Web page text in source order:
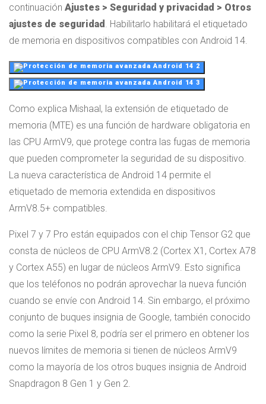
continuación Ajustes > Seguridad y privacidad > Otros
ajustes de seguridad
. Habilitarlo habilitará el etiquetado
de memoria en dispositivos compatibles con Android 14.
Como explica Mishaal, la extensión de etiquetado de
memoria (MTE) es una función de hardware obligatoria en
las CPU ArmV9, que protege contra las fugas de memoria
que pueden comprometer la seguridad de su dispositivo.
La nueva característica de Android 14 permite el
etiquetado de memoria extendida en dispositivos
ArmV8.5+ compatibles.
Pixel 7 y 7 Pro están equipados con el chip Tensor G2 que
consta de núcleos de CPU ArmV8.2 (Cortex X1, Cortex A78
y Cortex A55) en lugar de núcleos ArmV9. Esto significa
que los teléfonos no podrán aprovechar la nueva función
cuando se envíe con Android 14. Sin embargo, el próximo
conjunto de buques insignia de Google, también conocido
como la serie Pixel 8, podría ser el primero en obtener los
nuevos límites de memoria si tienen de núcleos ArmV9
como la mayoría de los otros buques insignia de Android
Snapdragon 8 Gen 1 y Gen 2.